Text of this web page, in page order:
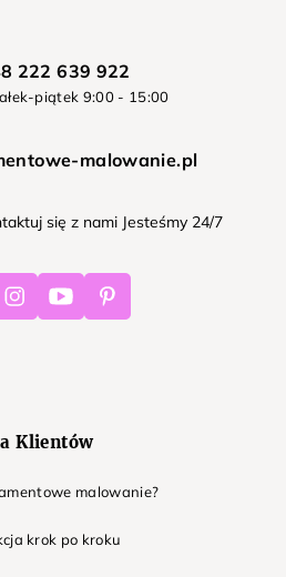
222 639 922
piątek 9:00 - 15:00
malowanie.pl
się z nami Jesteśmy 24/7
InstagramYoutube Pinterest
Klientów
malowanie?
krok po kroku